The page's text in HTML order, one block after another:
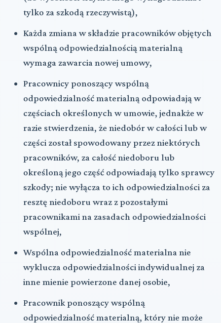
tylko za szkodą rzeczywistą),
Każda zmiana w składzie pracowników objętych
wspólną odpowiedzialnością materialną
wymaga zawarcia nowej umowy,
Pracownicy ponoszący wspólną
odpowiedzialność materialną odpowiadają w
częściach określonych w umowie, jednakże w
razie stwierdzenia, że niedobór w całości lub w
części został spowodowany przez niektórych
pracowników, za całość niedoboru lub
określoną jego część odpowiadają tylko sprawcy
szkody; nie wyłącza to ich odpowiedzialności za
resztę niedoboru wraz z pozostałymi
pracownikami na zasadach odpowiedzialności
wspólnej,
Wspólna odpowiedzialność materialna nie
wyklucza odpowiedzialności indywidualnej za
inne mienie powierzone danej osobie,
Pracownik ponoszący wspólną
odpowiedzialność materialną, który nie może